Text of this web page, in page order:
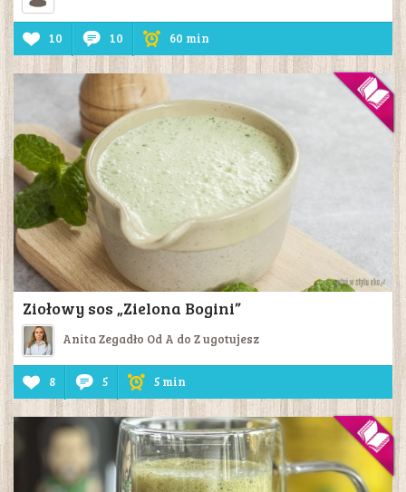
10 10 60 min
Ziołowy sos „Zielona Bogini”
Anita Zegadło Od A do Z ugotujesz
8 5 5 min